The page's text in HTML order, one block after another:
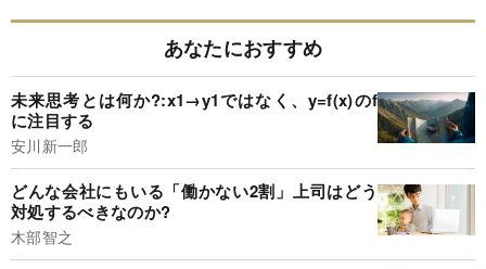
あなたにおすすめ
未来思考とは何か?:x1→y1ではなく、y=f(x)のf
に注目する
安川新一郎
どんな会社にもいる「働かない2割」上司はどう
対処するべきなのか?
木部智之